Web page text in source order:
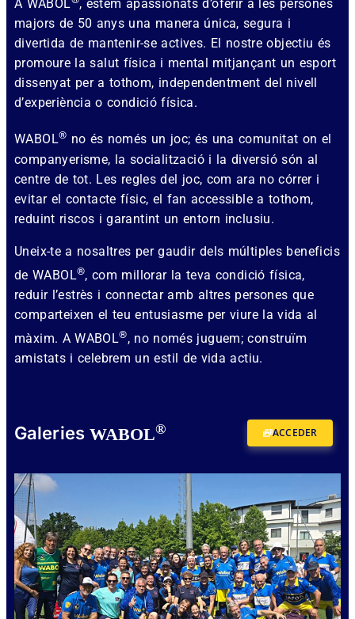
A WABOL
, estem apassionats d’oferir a les persones
majors de 50 anys una manera única, segura i
divertida de mantenir-se actives. El nostre objectiu és
promoure la salut física i mental mitjançant un esport
dissenyat per a tothom, independentment del nivell
d’experiència o condició física.
WABOL® no és només un joc; és una comunitat on el
companyerisme, la socialització i la diversió són al
centre de tot. Les regles del joc, com ara no córrer i
evitar el contacte físic, el fan accessible a tothom,
reduint riscos i garantint un entorn inclusiu.
Uneix-te a nosaltres per gaudir dels múltiples beneficis
de WABOL®, com millorar la teva condició física,
reduir l’estrès i connectar amb altres persones que
comparteixen el teu entusiasme per viure la vida al
màxim. A WABOL®, no només juguem; construïm
amistats i celebrem un estil de vida actiu.
Galeries WABOL® ACCEDER